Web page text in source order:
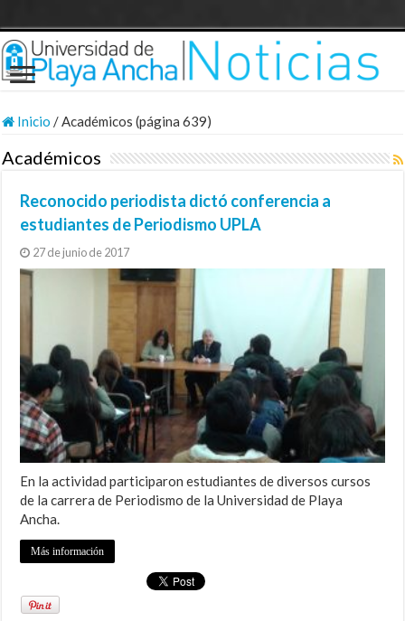
Inicio /Académicos (página 639)
Académicos
Reconocido periodista dictó conferencia a
estudiantes de Periodismo UPLA
27 de junio de 2017
En la actividad participaron estudiantes de diversos cursos
de la carrera de Periodismo de la Universidad de Playa
Ancha.
Más información